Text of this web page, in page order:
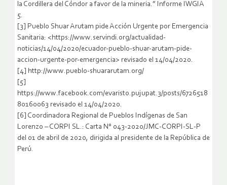
la Cordillera del Cóndor a favor de la mineria.” Informe IWGIA
5.
[3] Pueblo Shuar Arutam pide Acción Urgente por Emergencia
Sanitaria: <https://www.servindi.org/actualidad-
noticias/14/04/2020/ecuador-pueblo-shuar-arutam-pide-
accion-urgente-por-emergencia> revisado el 14/04/2020.
[4] http://www.pueblo-shuararutam.org/
[5]
https://www.facebook.com/evaristo.pujupat.3/posts/6726518
80160063 revisado el 14/04/2020.
[6] Coordinadora Regional de Pueblos Indígenas de San
Lorenzo – CORPI SL.: Carta N° 043-2020/JMC-CORPI-SL-P
del 01 de abril de 2020, dirigida al presidente de la República de
Perú.